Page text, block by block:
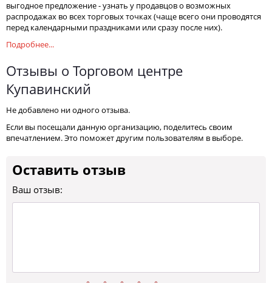
выгодное предложение - узнать у продавцов о возможных
распродажах во всех торговых точках (чаще всего они проводятся
перед календарными праздниками или сразу после них).
Подробнее...
Отзывы о Торговом центре
Купавинский
Не добавлено ни одного отзыва.
Если вы посещали данную организацию, поделитесь своим
впечатлением. Это поможет другим пользователям в выборе.
Оставить отзыв
Ваш отзыв: